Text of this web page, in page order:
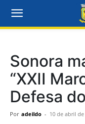
Sonora
“XXII
Defesa
Por adeildo - 10 de abril de